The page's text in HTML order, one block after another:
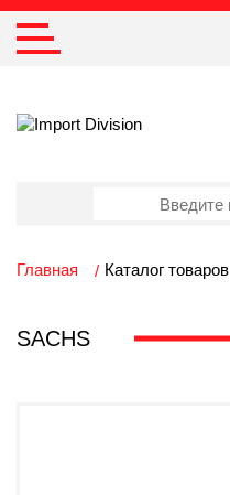
Главная Каталог товаров
SACHS